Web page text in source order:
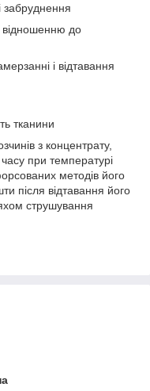
забруднення
відношенню до
і відтавання
тканини
з концентрату,
при температурі
методів його
після відтавання його
струшування